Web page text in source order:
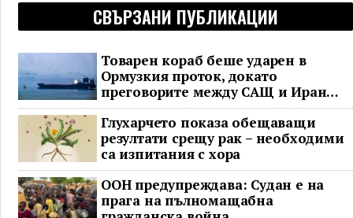
СВЪРЗАНИ ПУБЛИКАЦИИ
Товарен кораб беше ударен в
Ормузкия проток, докато
преговорите между САЩ и Иран
останаха в безизходица
Глухарчето показа обещаващи
резултати срещу рак – необходими
са изпитания с хора
ООН предупреждава: Судан е на
прага на пълномащабна